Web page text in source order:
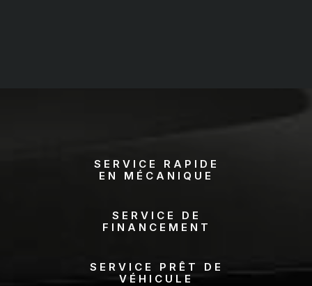
SERVICE RAPIDE
EN MÉCANIQUE
SERVICE DE
FINANCEMENT
SERVICE PRÊT DE
VÉHICULE